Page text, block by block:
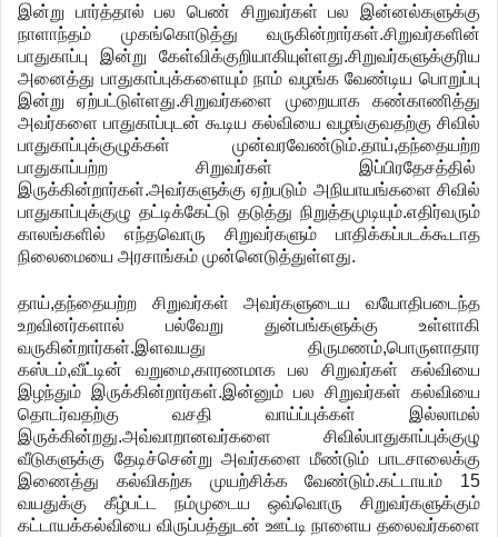
இன்று பார்த்தால் பல பெண் சிறுவர்கள் பல
இன்னல்களுக்கு
நாளாந்தம்
முகங்கொடுத்து வருகின்றார்கள்.சிறுவர்களின்
பாதுகாப்பு
இன்று கேள்விக்குறியாகியுள்ளது.சிறுவர்களுக்குரிய
அனைத்து பாதுகாப்புக்களையும் நாம் வழங்க வேண்டிய பொறுப்பு
இன்று
ஏற்பட்டுள்ளது.சிறுவர்களை முறையாக
கண்காணித்து
அவர்களை பாதுகாப்புடன் கூடிய கல்வியை வழங்குவதற்கு சிவில்
பாதுகாப்புக்குழுக்கள்
முன்வரவேண்டும்.தாய்,தந்தையற்ற
பாதுகாப்பற்ற
சிறுவர்கள்
இப்பிரதேசத்தில்
இருக்கின்றார்கள்.அவர்களுக்கு ஏற்படும் அநியாயங்களை சிவில்
பாதுகாப்புக்குழு தட்டிக்கேட்டு தடுத்து நிறுத்தமுடியும்.எதிர்வரும்
காலங்களில்
எந்தவொரு சிறுவர்களும்
பாதிக்கப்படக்கூடாத
நிலைமையை அரசாங்கம் முன்னெடுத்துள்ளது.
தாய்,தந்தையற்ற சிறுவர்கள் அவர்களுடைய
வயோதிபடைந்த
உறவினர்களால்
பல்வேறு துன்பங்களுக்கு
உள்ளாகி
வருகின்றார்கள்.இளவயது திருமணம்,பொருளாதார
கஸ்டம்,வீட்டின் வறுமை,காரணமாக பல சிறுவர்கள்
கல்வியை
இழந்தும் இருக்கின்றார்கள்.இன்னும் பல சிறுவர்கள் கல்வியை
தொடர்வதற்கு
வசதி வாய்ப்புக்கள்
இல்லாமல்
இருக்கின்றது.அவ்வாறானவர்களை
சிவில்பாதுகாப்புக்குழு
வீடுகளுக்கு தேடிச்சென்று அவர்களை மீண்டும் பாடசாலைக்கு
இணைத்து
கல்விகற்க முயற்சிக்க வேண்டும்.கட்டாயம் 15
வயதுக்கு
கீழ்பட்ட நம்முடைய ஒவ்வொரு
சிறுவர்களுக்கும்
கட்டாயக்கல்வியை விருப்பத்துடன் ஊட்டி நாளைய தலைவர்களை